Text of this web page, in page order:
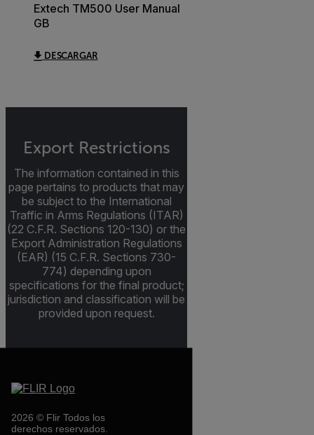
Extech TM500 User Manual
GB
DESCARGAR
Export Restrictions
The information contained in this
page pertains to products that may
be subject to the International
Traffic in Arms Regulations (ITAR)
(22 C.F.R. Sections 120-130) or the
Export Administration Regulations
(EAR) (15 C.F.R. Sections 730-
774) depending upon
specifications for the final product;
jurisdiction and classification will be
provided upon request.
2026 © Flir Todos los
derechos reservados.